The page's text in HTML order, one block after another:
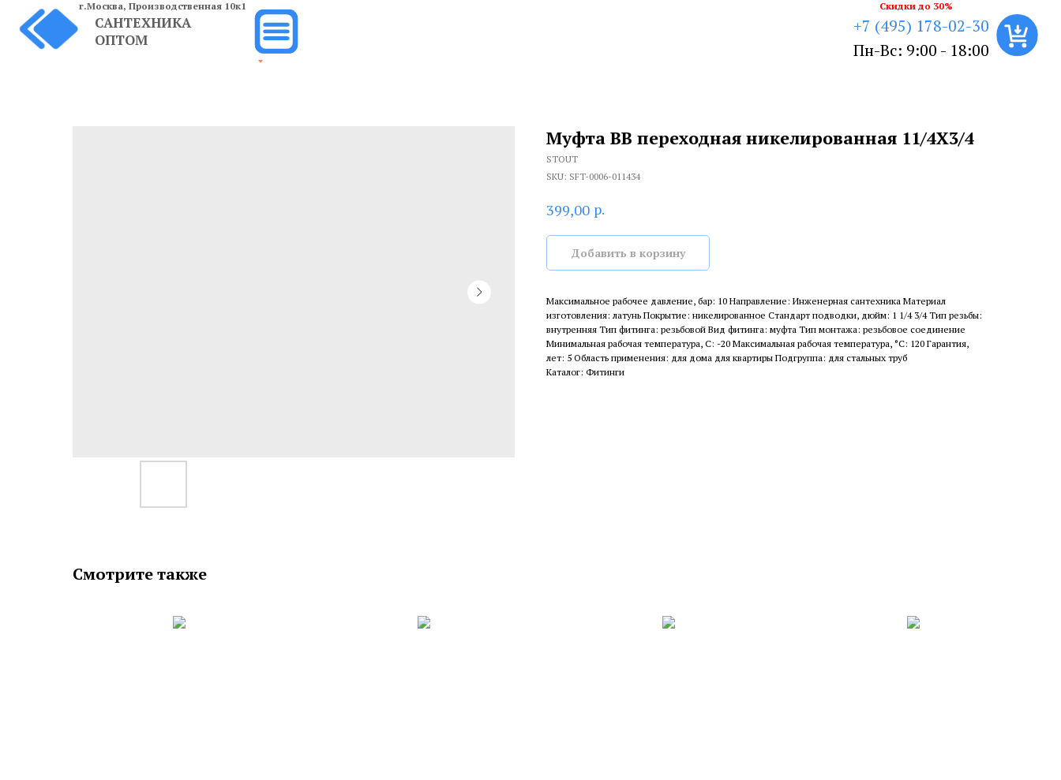
САНТЕХНИКА
ОПТОМ
+7 (495) 178-02-30
Пн-Вс: 9:00 - 18:00
г.Москва, Производственная 10к1 Скидки до 30%
Муфта ВВ переходная никелированная 11/4X3/4
STOUT
SKU: SFT-0006-011434
399,00 р.
Добавить в корзину
Максимальное рабочее давление, бар: 10 Направление: Инженерная сантехника Материал
изготовления: латунь Покрытие: никелированное Стандарт подводки, дюйм: 1 1/4 3/4 Тип резьбы:
внутренняя Тип фитинга: резьбовой Вид фитинга: муфта Тип монтажа: резьбовое соединение
Минимальная рабочая температура, С: -20 Максимальная рабочая температура, °С: 120 Гарантия,
лет: 5 Область применения: для дома для квартиры Подгруппа: для стальных труб
Каталог: Фитинги
Смотрите также